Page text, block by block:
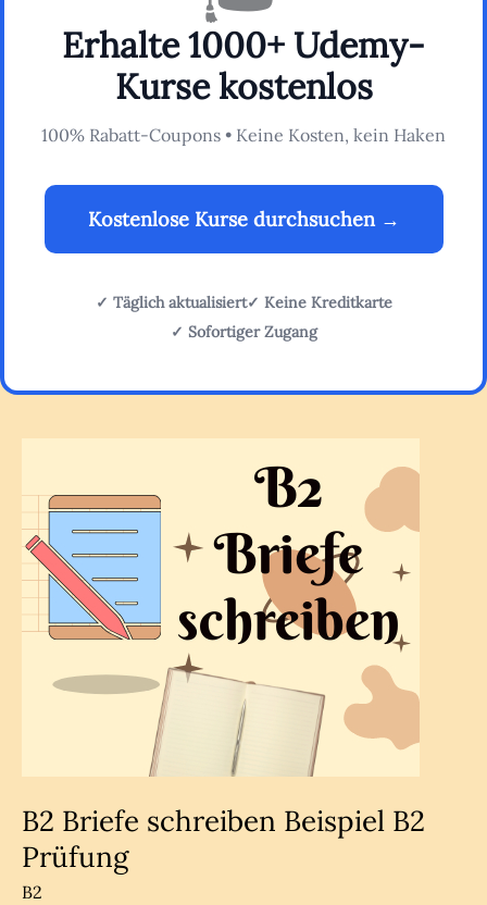
Erhalte 1000+ Udemy-
Kurse kostenlos
100% Rabatt-Coupons • Keine Kosten, kein Haken
Kostenlose Kurse durchsuchen →
✓ Täglich aktualisiert✓ Keine Kreditkarte
✓ Sofortiger Zugang
B2 Briefe schreiben Beispiel B2
Prüfung
B2